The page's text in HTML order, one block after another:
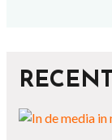
RECENT